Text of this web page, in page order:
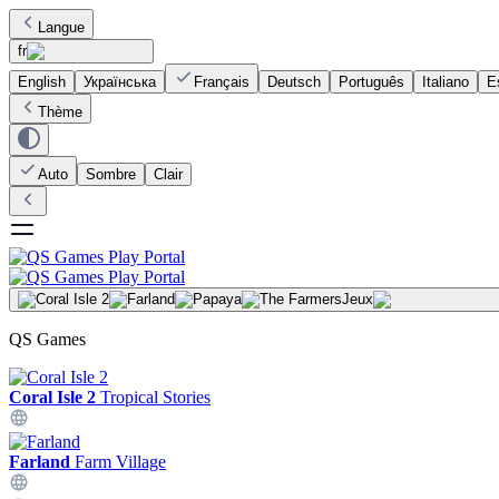
Langue
fr
English
Українська Français Deutsch Português Italiano
Thème
Auto Sombre Clair
Jeux
QS Games
Coral Isle 2 Tropical Stories
Farland Farm Village